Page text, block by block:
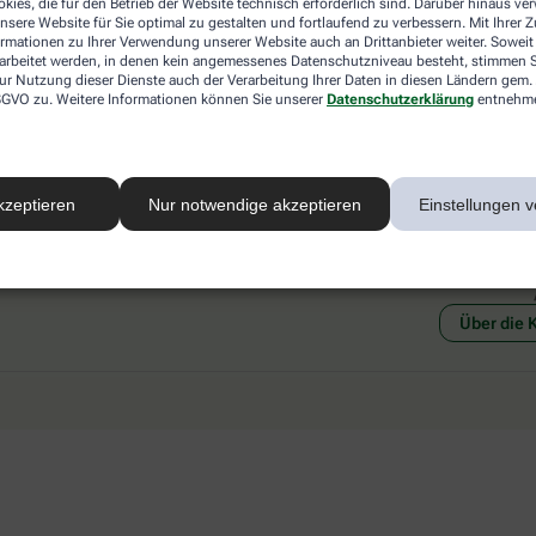
die für den Betrieb der Website technisch erforderlich sind. Darüber hinaus
Website für Sie optimal zu gestalten und fortlaufend zu verbessern. Mit Ihrer
zu Ihrer Verwendung unserer Website auch an Drittanbieter weiter. Soweit
werden, in denen kein angemessenes Datenschutzniveau besteht, stimmen
Nutzung dieser Dienste auch der Verarbeitung Ihrer Daten in diesen Ländern
zu. Weitere Informationen können Sie unserer Datenschutzerklärung
Nur notwendige akzeptieren Einstellungen
einer anderen akzeptierten
Ihrer Apotheke vor Ort.
Abholung in der Apotheke
Botendienstlieferung
Über die